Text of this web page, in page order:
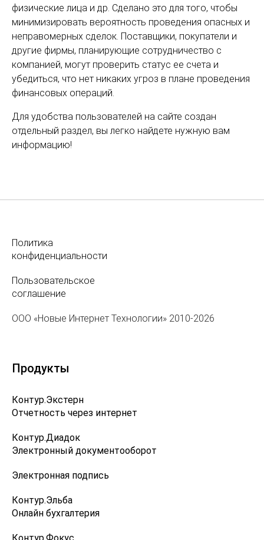
физические лица и др. Сделано это для того, чтобы
минимизировать вероятность проведения опасных и
неправомерных сделок. Поставщики, покупатели и
другие фирмы, планирующие сотрудничество с
компанией, могут проверить статус ее счета и
убедиться, что нет никаких угроз в плане проведения
финансовых операций.
Для удобства пользователей на сайте создан
отдельный раздел, вы легко найдете нужную вам
информацию!
Политика
конфиденциальности
Пользовательское
соглашение
ООО «Новые Интернет Технологии» 2010-2026
Продукты
Контур.Экстерн
Отчетность через интернет
Контур.Диадок
Электронный документооборот
Электронная подпись
Контур.Эльба
Онлайн бухгалтерия